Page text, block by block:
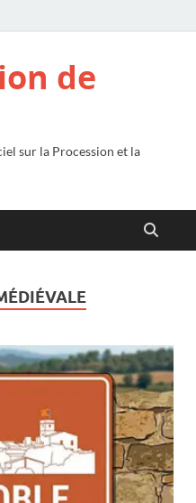
de
sur la Procession et la